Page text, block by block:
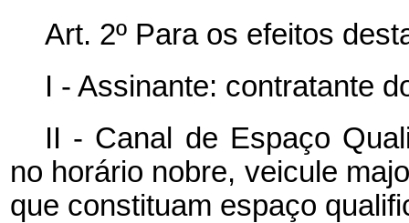
Art. 2º Para os efeitos
I - Assinante: contratante
II - Canal de Espaço
no horário nobre, veicule
que constituam espaço